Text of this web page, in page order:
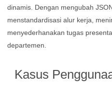
dinamis. Dengan mengubah
menstandardisasi alur kerja,
menyederhanakan tugas
departemen.
Kasus